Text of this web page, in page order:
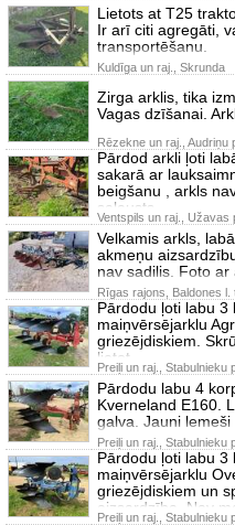
Lietots at T25
Ir arī citi agregāti,
transportēšanu.
Kuldīga un raj., Skrunda
Zirga arklis, tika
Vagas dzīšanai.
Rēzekne un raj., Audriņu
Pārdod arkli ļoti
sakarā ar
beigšanu , arkls
salausts ,
Ventspils un raj., Užavas
Velkamis arkls,
akmeņu
nav sadilis. Foto
Rīgas rajons, Baldones l.
Pārdodu ļoti labu 3
maiņvērsējarklu
griezējdiskiem.
lietot
Preiļi un raj., Stabulnieku
Pārdodu labu 4
Kverneland E160.
galva. Jauni
Preiļi un raj., Stabulnieku
Pārdodu ļoti labu 3
maiņvērsējarklu
griezējdiskiem un
aizsardzība. Nav
Preiļi un raj., Stabulnieku